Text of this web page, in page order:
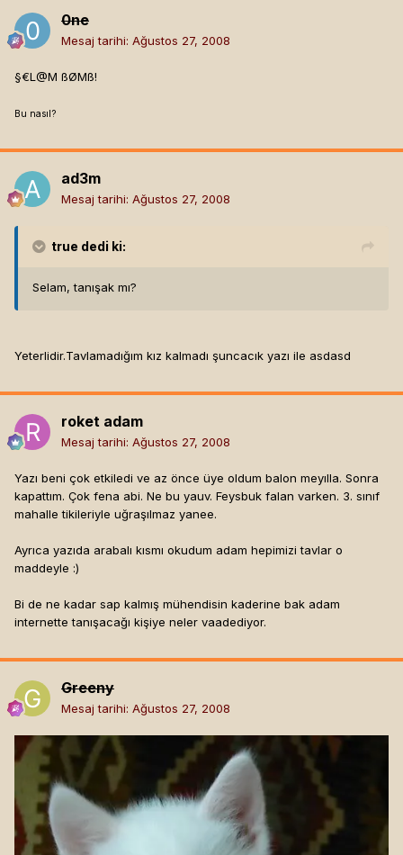
0ne
Mesaj tarihi: Ağustos 27, 2008
§€L@M ßØMß!
Bu nasıl?
ad3m
Mesaj tarihi: Ağustos 27, 2008
true dedi ki:
Selam, tanışak mı?
Yeterlidir.Tavlamadığım kız kalmadı şuncacık yazı ile asdasd
roket adam
Mesaj tarihi: Ağustos 27, 2008
Yazı beni çok etkiledi ve az önce üye oldum balon meyılla. Sonra
kapattım. Çok fena abi. Ne bu yauv. Feysbuk falan varken. 3. sınıf
mahalle tikileriyle uğraşılmaz yanee.
Ayrıca yazıda arabalı kısmı okudum adam hepimizi tavlar o
maddeyle :)
Bi de ne kadar sap kalmış mühendisin kaderine bak adam
internette tanışacağı kişiye neler vaadediyor.
Greeny
Mesaj tarihi: Ağustos 27, 2008